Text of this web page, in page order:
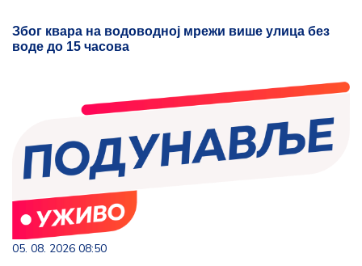
Због квара на водоводној мрежи више улица без
воде до 15 часова
05. 08. 2026 08:50